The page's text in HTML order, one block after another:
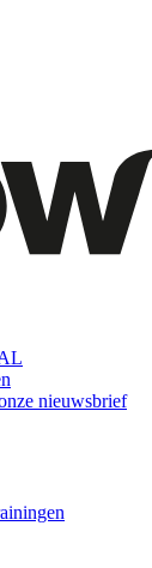
nieuwsbrief